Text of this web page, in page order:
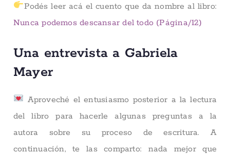
Podés leer acá el cuento que da nombre al libro:
Nunca podemos descansar del todo (Página/12)
Una entrevista a Gabriela
Mayer
Aproveché el entusiasmo posterior a la lectura
del libro para hacerle algunas preguntas a la
autora sobre su proceso de escritura. A
continuación, te las comparto: nada mejor que